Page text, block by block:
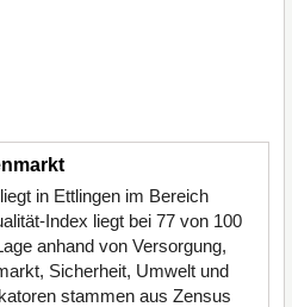
in Ettlingen im Bereich
Index liegt bei 77 von 100
anhand von Versorgung,
Sicherheit, Umwelt und
stammen aus Zensus